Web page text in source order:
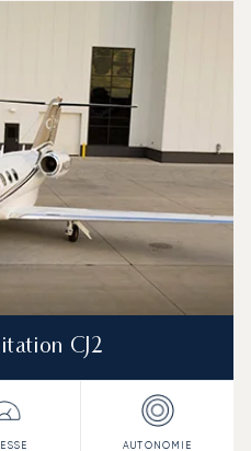
Sièges
(nœuds)
Autonomie (km)
CJ2